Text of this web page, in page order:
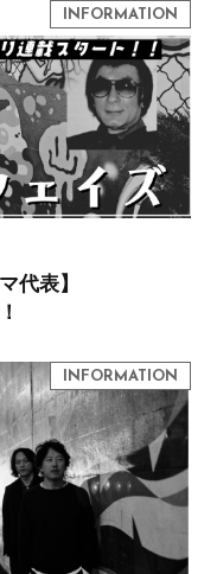
代表】